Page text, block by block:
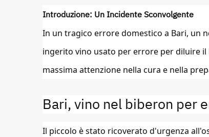
Introduzione: Un Incidente Sconvolgente
In un tragico errore domestico a Bari, un
ingerito vino usato per errore per diluire
massima attenzione nella cura e nella
Bari, vino nel biberon per
Il piccolo è stato ricoverato d'urgenza